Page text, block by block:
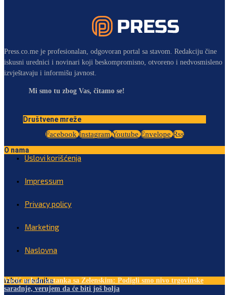
Press.co.me je profesionalan, odgovoran portal sa stavom. Redakciju čine
iskusni urednici i novinari koji beskompromisno, otvoreno i nedvosmisleno
izvještavaju i informišu javnost.
Mi smo tu zbog Vas, čitamo se!
Društvene mreže
Facebook Instagram Youtube Envelope Rss
O nama
Uslovi korišćenja
Impressum
Privacy policy
Marketing
Naslovna
Izbor urednika
Vučić nakon sastanka sa Zelenskim: Podigli smo nivo trgovinske
saradnje, verujem da će biti još bolja